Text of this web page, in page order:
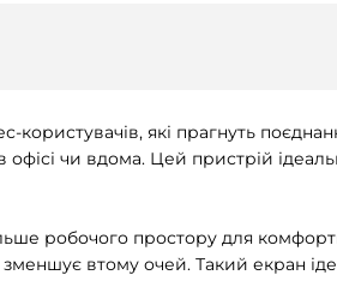
користувачів, які прагнуть
чи вдома. Цей пристрій
робочого простору для
втому очей. Такий екран